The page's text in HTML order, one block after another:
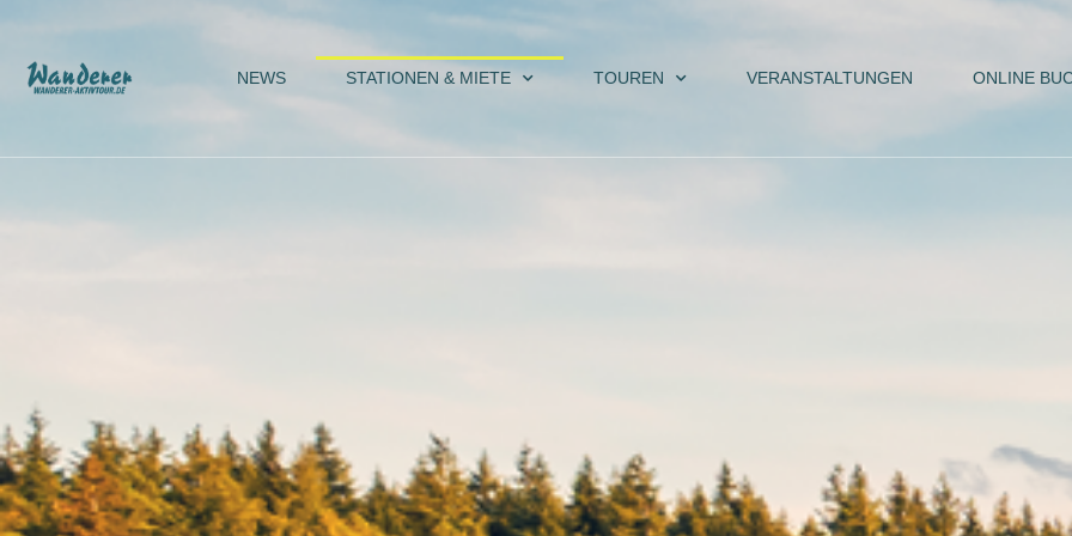
Zum
Inhalt
NEWS STATIONEN & MIETE TOUREN VERANSTALTUNGEN ONLINE